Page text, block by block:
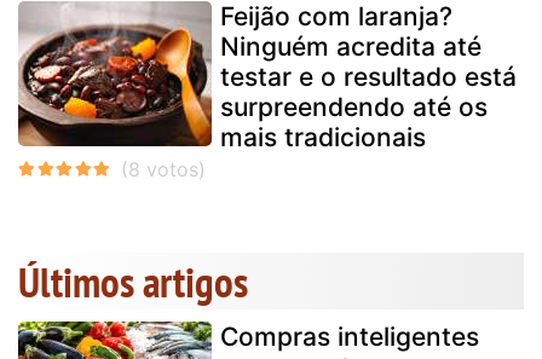
Feijão com laranja?
Ninguém acredita até
testar e o resultado está
surpreendendo até os
mais tradicionais
Últimos artigos
Compras inteligentes